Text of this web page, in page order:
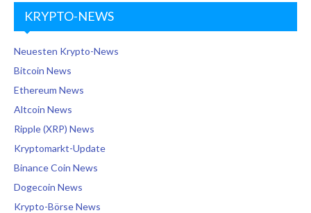
KRYPTO-NEWS
Neuesten Krypto-News
Bitcoin News
Ethereum News
Altcoin News
Ripple (XRP) News
Kryptomarkt-Update
Binance Coin News
Dogecoin News
Krypto-Börse News